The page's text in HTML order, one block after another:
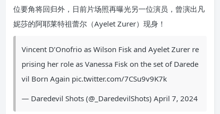
位要角将回归外，日前片场照再曝光另一位演员，曾演出凡
妮莎的阿耶莱特祖蕾尔（Ayelet Zurer）现身！
Vincent D’Onofrio as Wilson Fisk and Ayelet Zurer re
prising her role as Vanessa Fisk on the set of Darede
vil Born Again pic.twitter.com/7CSu9v9K7k
— Daredevil Shots (@_DaredevilShots) April 7, 2024